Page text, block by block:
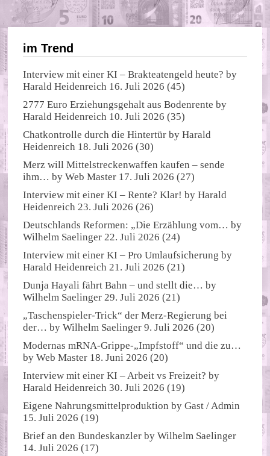
im Trend
Interview mit einer KI – Brakteatengeld heute? by
Harald Heidenreich 16. Juli 2026 (45)
2777 Euro Erziehungsgehalt aus Bodenrente by
Harald Heidenreich 10. Juli 2026 (35)
Chatkontrolle durch die Hintertür byHarald
Heidenreich 18. Juli 2026 (30)
Merz will Mittelstreckenwaffen kaufen – sende
ihm… byWeb Master 17. Juli 2026 (27)
Interview mit einer KI – Rente? Klar! byHarald
Heidenreich 23. Juli 2026 (26)
Deutschlands Reformen: „Die Erzählung vom… by
Wilhelm Saelinger 22. Juli 2026 (24)
Interview mit einer KI – Pro Umlaufsicherung by
Harald Heidenreich 21. Juli 2026 (21)
Dunja Hayali fährt Bahn – und stellt die… by
Wilhelm Saelinger 29. Juli 2026 (21)
„Taschenspieler-Trick“ der Merz-Regierung bei
der… byWilhelm Saelinger 9. Juli 2026 (20)
Modernas mRNA-Grippe-„Impfstoff“ und die zu…
byWeb Master 18. Juni 2026 (20)
Interview mit einer KI – Arbeit vs Freizeit? by
Harald Heidenreich 30. Juli 2026 (19)
Eigene Nahrungsmittelproduktion byGast / Admin
15. Juli 2026 (19)
Brief an den Bundeskanzler byWilhelm Saelinger
14. Juli 2026 (17)